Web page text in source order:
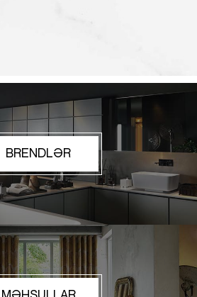
BRENDLƏR